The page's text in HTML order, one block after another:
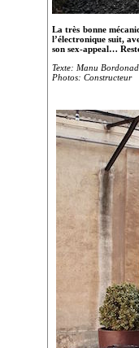
La très bonne
l’électronique suit,
son sex-appeal…
Texte: Manu
Photos: Constructeur